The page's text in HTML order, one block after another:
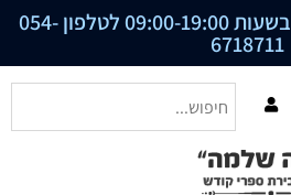
לטלפון 054-
6718711